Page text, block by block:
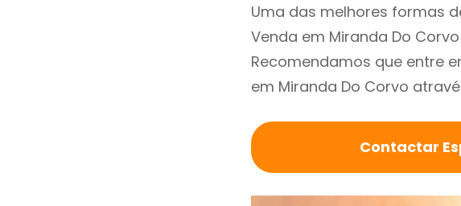
Uma das melhores formas
Venda em Miranda Do
Recomendamos que entre
em Miranda Do Corvo
Contactar